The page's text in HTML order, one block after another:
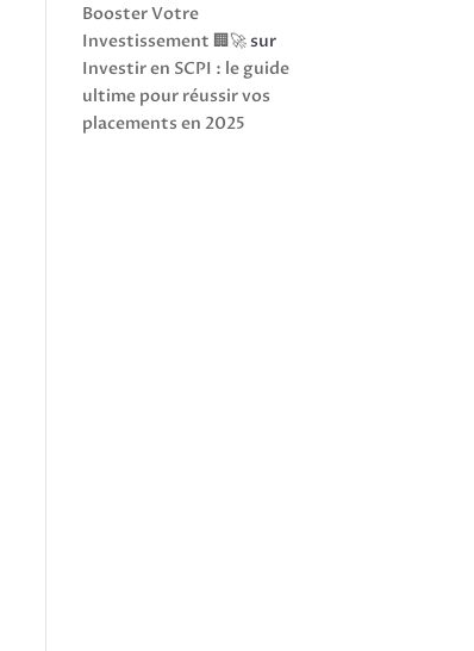
Booster Votre
Investissement 🏢🚀sur
Investir en SCPI : le guide
ultime pour réussir vos
placements en 2025